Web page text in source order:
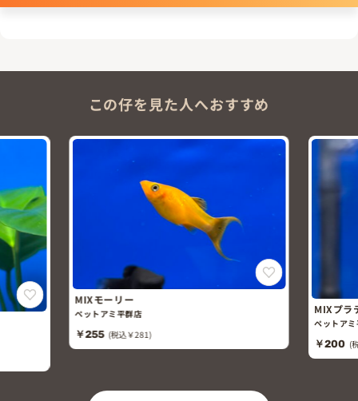
この仔を見た人へおすすめ
MIXモーリー
ペットアミ平群店
￥255 (税込￥281)
MIXプラティ
ペットアミ平群店
￥200 (税込￥